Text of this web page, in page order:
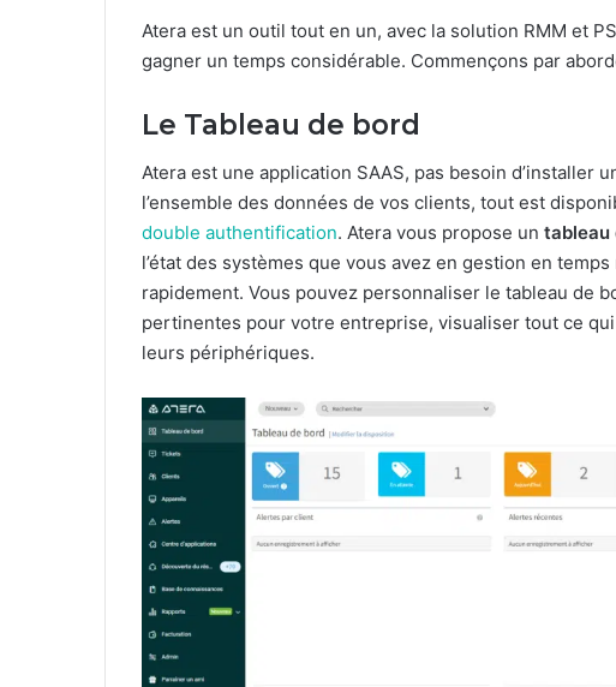
Atera est un outil tout en un, avec la solution RMM et
gagner un temps considérable. Commençons par
Le Tableau de bord
Atera est une application SAAS, pas besoin
l’ensemble des données de vos clients, tout est
double authentification. Atera vous propose un tableau
l’état des systèmes que vous avez en gestion en
rapidement. Vous pouvez personnaliser le tableau de
pertinentes pour votre entreprise, visualiser tout ce
leurs périphériques.